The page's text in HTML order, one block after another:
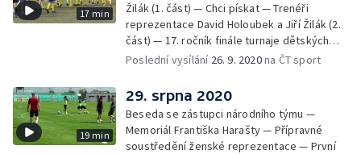
17 min
Žilák (1. část) — Chci pískat — Trenéři
reprezentace David Holoubek a Jiří Žilák (2.
část) — 17. ročník finále turnaje dětských
domovů o pohár České fotbalové
Holoubek a Jiří Žilák (3. část) — Domčův sen
— Strategie 2020 - 2024 — Trenéři
reprezentace David Holoubek a Jiří Žilák (4.
část)
Poslední vysílání 26. 9. 2020na ČT sport
19 min
29. srpna 2020
Beseda se zástupci národního týmu —
Memoriál Františka Harašty — Přípravné
soustředění ženské reprezentace — První